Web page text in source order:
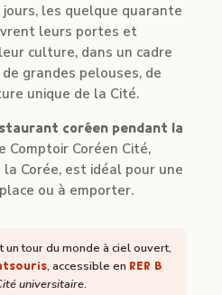
les quelque quarante
leurs portes et
culture, dans un cadre
grandes pelouses, de
unique de la Cité.
coréen pendant la
Comptoir Coréen Cité,
Corée, est idéal pour une
ou à emporter.
un tour du monde à ciel ouvert,
, accessible en RER B
universitaire.